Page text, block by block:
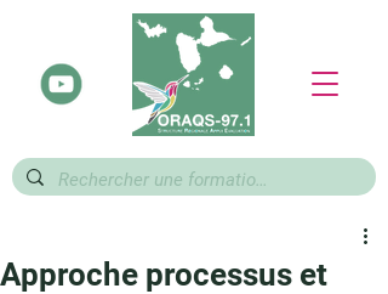
Approche processus et